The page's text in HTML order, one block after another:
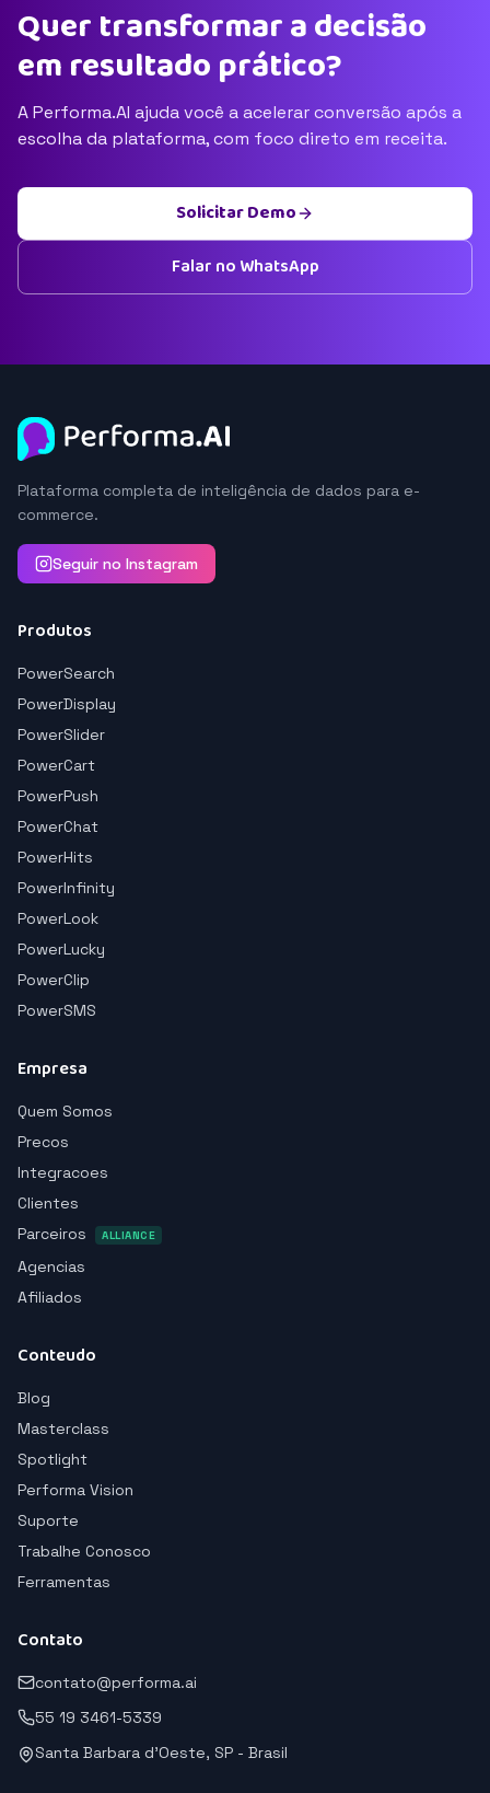
Quer transformar a decisão
em resultado prático?
A Performa.AI ajuda você a acelerar conversão após a
escolha da plataforma, com foco direto em receita.
Solicitar Demo
Falar no WhatsApp
Plataforma completa de inteligência de dados para e-
commerce.
Seguir no Instagram
Produtos
PowerSearch
PowerDisplay
PowerSlider
PowerCart
PowerPush
PowerChat
PowerHits
PowerInfinity
PowerLook
PowerLucky
PowerClip
PowerSMS
Empresa
Quem Somos
Precos
Integracoes
Clientes
Parceiros
ALLIANCE
Agencias
Afiliados
Conteudo
Blog
Masterclass
Spotlight
Performa Vision
Suporte
Trabalhe Conosco
Ferramentas
Contato
contato@performa.ai
55 19 3461-5339
Santa Barbara d'Oeste, SP - Brasil